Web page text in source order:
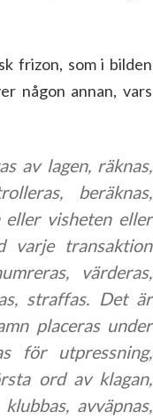
frizon, som i bilden
någon annan, vars
av lagen, räknas,
beräknas,
eller visheten eller
varje transaktion
värderas,
straffas. Det är
placeras under
för utpressning,
ord av klagan,
avväpnas,